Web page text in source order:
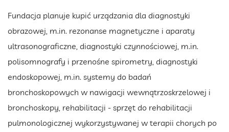
Fundacja planuje kupić urządzania dla diagnostyki
obrazowej, m.in. rezonanse magnetyczne i aparaty
ultrasonograficzne, diagnostyki czynnościowej, m.in.
polisomnografy i przenośne spirometry, diagnostyki
endoskopowej, m.in. systemy do badań
bronchoskopowych w nawigacji wewnątrzoskrzelowej i
bronchoskopy, rehabilitacji - sprzęt do rehabilitacji
pulmonologicznej wykorzystywanej w terapii chorych po